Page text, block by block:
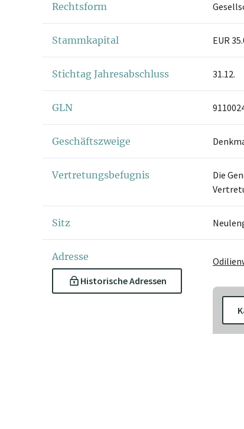
Rechtsform
Stammkapital EUR
Stichtag Jahresabschluss 31.12.
GLN
Geschäftszweige
Vertretungsbefugnis
Die
Sitz
Adresse
Historische Adressen